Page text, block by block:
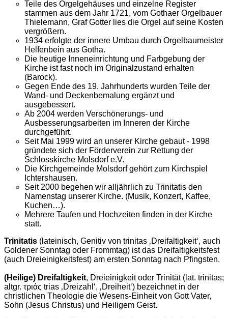
Teile des Orgelgehäuses und einzelne Register
stammen aus dem Jahr 1721, vom Gothaer Orgelbauer
Thielemann, Graf Gotter lies die Orgel auf seine Kosten
vergrößern.
1934 erfolgte der innere Umbau durch Orgelbaumeister
Helfenbein aus Gotha.
Die heutige Inneneinrichtung und Farbgebung der
Kirche ist fast noch im Originalzustand erhalten
(Barock).
Gegen Ende des 19. Jahrhunderts wurden Teile der
Wand- und Deckenbemalung ergänzt und
ausgebessert.
Ab 2004 werden Verschönerungs- und
Ausbesserungsarbeiten im Inneren der Kirche
durchgeführt.
Seit Mai 1999 wird an unserer Kirche gebaut - 1998
gründete sich der Förderverein zur Rettung der
Schlosskirche Molsdorf e.V.
Die Kirchgemeinde Molsdorf gehört zum Kirchspiel
Ichtershausen.
Seit 2000 begehen wir alljährlich zu Trinitatis den
Namenstag unserer Kirche. (Musik, Konzert, Kaffee,
Kuchen…).
Mehrere Taufen und Hochzeiten finden in der Kirche
statt.
Trinitatis (lateinisch, Genitiv von trinitas ‚Dreifaltigkeit‘, auch
Goldener Sonntag oder Frommtag) ist das Dreifaltigkeitsfest
(auch Dreieinigkeitsfest) am ersten Sonntag nach Pfingsten.
(Heilige) Dreifaltigkeit, Dreieinigkeit oder Trinität (lat. trinitas;
altgr. τριάς trias ‚Dreizahl‘, ‚Dreiheit‘) bezeichnet in der
christlichen Theologie die Wesens-Einheit von Gott Vater,
Sohn (Jesus Christus) und Heiligem Geist.